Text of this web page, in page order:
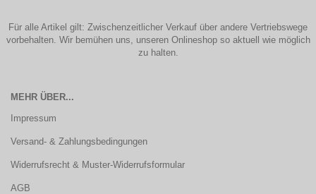
Für alle Artikel gilt: Zwischenzeitlicher Verkauf über andere Vertriebswege
vorbehalten. Wir bemühen uns, unseren Onlineshop so aktuell wie möglich
zu halten.
MEHR ÜBER...
Impressum
Versand- & Zahlungsbedingungen
Widerrufsrecht & Muster-Widerrufsformular
AGB